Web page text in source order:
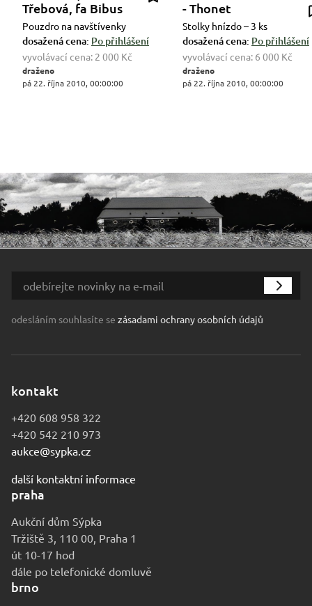
Třebová, fa Bibus
Pouzdro na navštívenky
dosažená cena: Po přihlášení
vyvolávací cena: 2 000 Kč
draženo
pá 22. října 2010, 00:00:00
- Thonet
Stolky hnízdo – 3 ks
dosažená cena: Po přihlášení
vyvolávací cena: 6 000 Kč
draženo
pá 22. října 2010, 00:00:00
odesláním souhlasíte se zásadami ochrany osobních údajů
kontakt
+420 608 958 322
+420 542 210 973
aukce@sypka.cz
další kontaktní informace
praha
Aukční dům Sýpka
Tržiště 3, 110 00, Praha 1
út 10-17 hod
dále po telefonické domluvě
brno